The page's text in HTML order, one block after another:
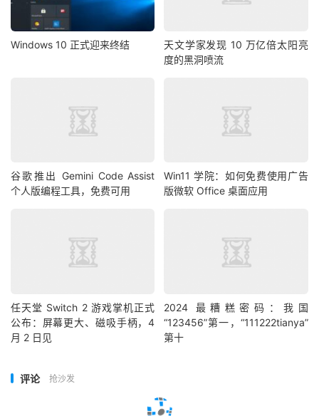
Windows 10 正式迎来终结
天文学家发现 10 万亿倍太阳亮
度的黑洞喷流
谷歌推出 Gemini Code Assist
个人版编程工具，免费可用
Win11 学院：如何免费使用广告
版微软 Office 桌面应用
任天堂 Switch 2 游戏掌机正式
公布：屏幕更大、磁吸手柄，4
月 2 日见
2024 最糟糕密码：我国
“123456”第一，“111222tianya”
第十
评论 抢沙发